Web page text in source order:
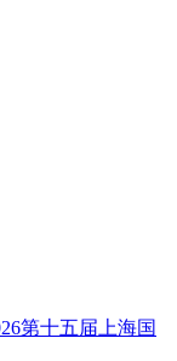
第十五届上海国